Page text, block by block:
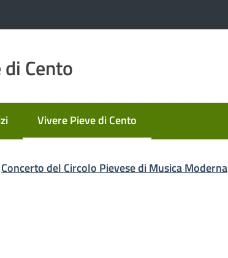
Cento
Vivere Pieve di Cento
Menu selezionato
Concerto del Circolo Pievese di Musica Moderna